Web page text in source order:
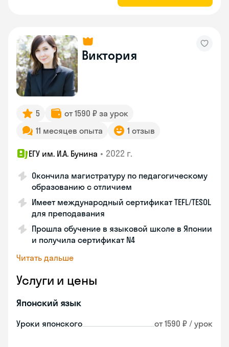
Виктория
5
от 1590 ₽ за урок
11 месяцев опыта
1 отзыв
ЕГУ им. И.А. Бунина • 2022 г.
Окончила магистратуру по педагогическому
образованию с отличием
Имеет международный сертификат TEFL/TESOL
для преподавания
Прошла обучение в языковой школе в Японии
и получила сертификат N4
Читать дальше
Услуги и цены
Японский язык
Уроки японского от 1590 ₽ / урок